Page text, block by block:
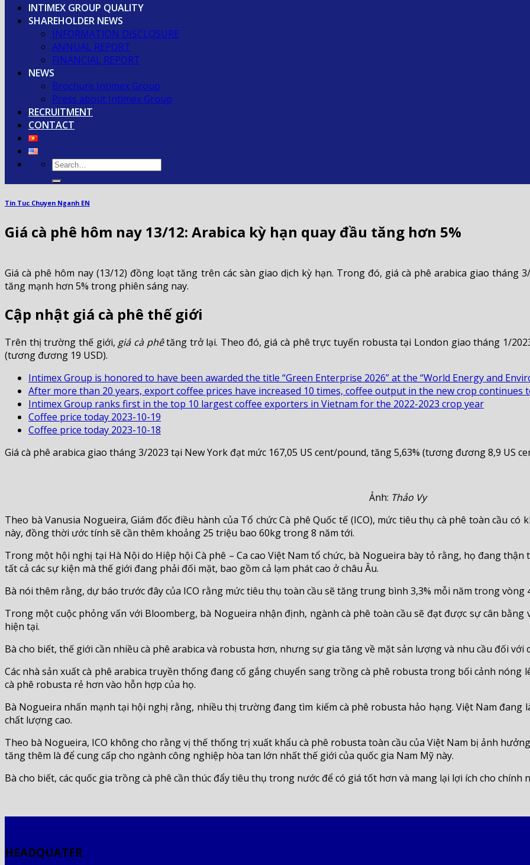
INTIMEX GROUP QUALITY
SHAREHOLDER NEWS
INFORMATION DISCLOSURE
ANNUAL REPORT
FINANCIAL REPORT
NEWS
Brochure Intimex Group
Press about Intimex Group
RECRUITMENT
CONTACT
Tin Tuc Chuyen Nganh EN
Giá cà phê hôm nay 13/12: Arabica kỳ hạn quay đầu tăng hơn 5%
Giá cà phê hôm nay (13/12) đồng loạt tăng trên các sàn giao dịch kỳ hạn. Trong đó, giá cà phê arabica giao tháng
tăng mạnh hơn 5% trong phiên sáng nay.
Cập nhật giá cà phê thế giới
Trên thị trường thế giới, giá cà phêtăng trở lại. Theo đó, giá cà phê trực tuyến robusta tại London giao tháng 1/
(tương đương 19 USD).
Intimex Group is honored to have been awarded the title “Green Enterprise 2026” at the “World Energy and
After more than 20 years, export coffee prices have increased 10 times, coffee output in the new crop continues
Intimex Group ranks first in the top 10 largest coffee exporters in Vietnam for the 2022-2023 crop year
Coffee price today 2023-10-19
Coffee price today 2023-10-18
Giá cà phê arabica giao tháng 3/2023 tại New York đạt mức 167,05 US cent/pound, tăng 5,63% (tương đương 8,9 US
Ảnh: Thảo Vy
Theo bà Vanusia Nogueira, Giám đốc điều hành của Tổ chức Cà phê Quốc tế (ICO), mức tiêu thụ cà phê toàn cầu
này, đồng thời ước tính sẽ cần thêm khoảng 25 triệu bao 60kg trong 8 năm tới.
Trong một hội nghị tại Hà Nội do Hiệp hội Cà phê – Ca cao Việt Nam tổ chức, bà Nogueira bày tỏ rằng, họ đang
tất cả các sự kiện mà thế giới đang phải đối mặt, bao gồm cả lạm phát cao ở châu Âu.
Bà nói thêm rằng, dự báo trước đây của ICO rằng mức tiêu thụ toàn cầu sẽ tăng trung bình 3,3% mỗi năm trong vòng
Trong một cuộc phỏng vấn với Bloomberg, bà Nogueira nhận định, ngành cà phê toàn cầu sẽ đạt được sự cân
hiện tại.
Bà cho biết, thế giới cần nhiều cà phê arabica và robusta hơn, nhưng sự gia tăng về mặt sản lượng và nhu cầu đối với
Các nhà sản xuất cà phê arabica truyền thống đang cố gắng chuyển sang trồng cà phê robusta trong bối cảnh nóng
cà phê robusta rẻ hơn vào hỗn hợp của họ.
Bà Nogueira nhấn mạnh tại hội nghị rằng, nhiều thị trường đang tìm kiếm cà phê robusta hảo hạng. Việt Nam
chất lượng cao.
Theo bà Nogueira, ICO không cho rằng vị thế thống trị xuất khẩu cà phê robusta toàn cầu của Việt Nam bị ảnh
tăng thêm là để cung cấp cho ngành công nghiệp hòa tan lớn nhất thế giới của quốc gia Nam Mỹ này.
Bà cho biết, các quốc gia trồng cà phê cần thúc đẩy tiêu thụ trong nước để có giá tốt hơn và mang lại lợi ích cho chính
HEADQUATER